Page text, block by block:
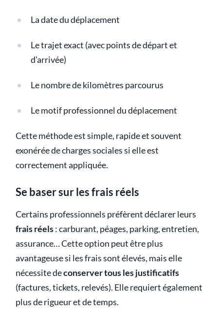
La date du déplacement
Le trajet exact (avec points de départ et
d’arrivée)
Le nombre de kilomètres parcourus
Le motif professionnel du déplacement
Cette méthode est simple, rapide et souvent
exonérée de charges sociales si elle est
correctement appliquée.
Se baser sur les frais réels
Certains professionnels préfèrent déclarer leurs
frais réels: carburant, péages, parking, entretien,
assurance… Cette option peut être plus
avantageuse si les frais sont élevés, mais elle
nécessite deconserver tous les justificatifs
(factures, tickets, relevés). Elle requiert également
plus de rigueur et de temps.